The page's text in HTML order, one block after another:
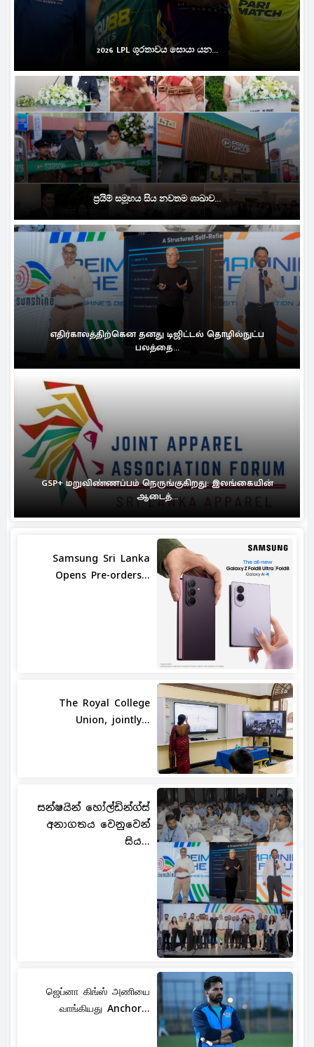
2026 LPL ශූරතාවය සොයා යන...
ප්‍රයිම් සමූහය සිය නවතම ශාඛාව...
எதிர்காலத்திற்கென தனது டிஜிட்டல் தொழில்நுட்ப
பலத்தை...
GSP+ மறுவிண்ணப்பம் நெருங்குகிறது: இலங்கையின்
ஆடைத்...
Samsung Sri Lanka
Opens Pre-orders...
The Royal College
Union, jointly...
සන්ෂයින් හෝල්ඩින්ග්ස්
අනාගතය වෙනුවෙන්
සිය...
ஜெப்னா கிங்ஸ் அணியை
வாங்கியது Anchor...